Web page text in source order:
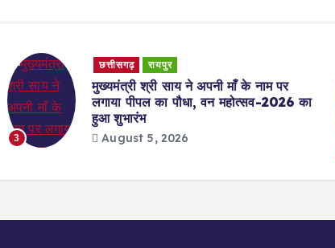
3
छत्तीसगढ़ रायपुर
मुख्यमंत्री श्री साय ने अपनी माँ के नाम पर
लगाया पीपल का पौधा, वन महोत्सव-2026 का
हुआ शुभारंभ
August 5, 2026